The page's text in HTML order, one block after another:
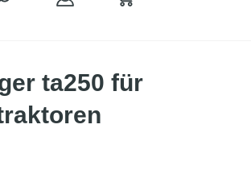
ta250 für